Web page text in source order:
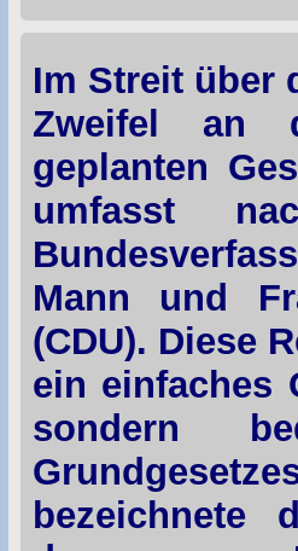
Im Streit über
Zweifel an
geplanten
umfasst
Mann und
(CDU). Diese
ein einfaches
sondern
bezeichnete